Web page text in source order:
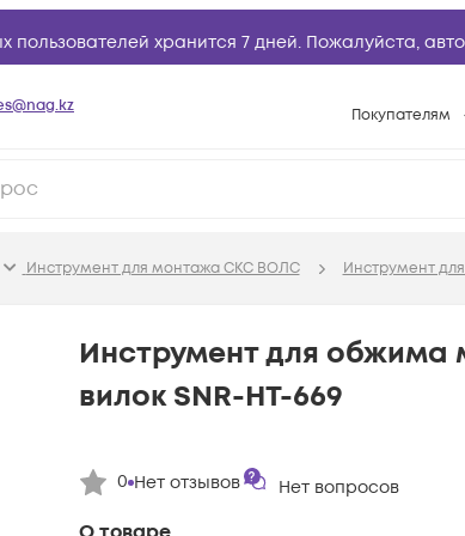
пользователей хранится 7 дней. Пожалуйста,
Покупателям
Возврат
Техническая
Инструмент для монтажа СКС ВОЛС Инструмент
Инструмент для обжима
вилок SNR-HT-669
0 Нет отзывов Нет вопросов